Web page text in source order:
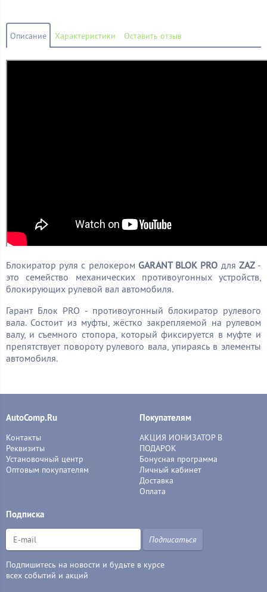
Описание Характеристики Оставить отзыв
Блокиратор руля с релокером GARANT BLOK PRO для ZAZ -
это семейство механических противоугонных устройств,
блокирующих рулевой вал автомобиля.
Гарант Блок PRO - противоугонный блокиратор рулевого
вала. Состоит из муфты, жёстко закрепляемой на рулевом
валу, и съемного стопора, который фиксируется в муфте и
препятствует повороту рулевого вала, упираясь в элементы
автомобиля.
AutoComp.Ru
Контакты
Реквизиты
Установочный центр
Оптовым покупателям
Покупателям
АКЦИЯ ИОНИЗАТОР В
ПОДАРОК
Бонусная программа
Личный кабинет
Доставка
Оплата
Подписка
Подписаться
Подпишитесь на новости и будьте в курсе
всех событий и акций